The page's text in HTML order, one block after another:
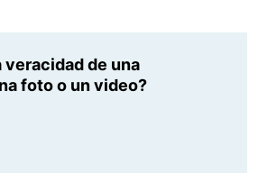
veracidad de una
foto o un video?